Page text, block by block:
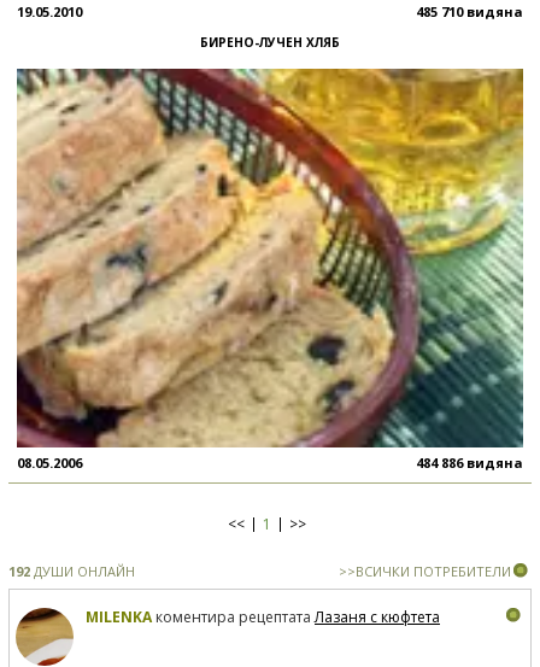
19.05.2010 485 710 видяна
БИРЕНО-ЛУЧЕН ХЛЯБ
08.05.2006 484 886 видяна
<< 1 >>
192 ДУШИ ОНЛАЙН >>ВСИЧКИ ПОТРЕБИТЕЛИ
MILENKAкоментира рецептатаЛазаня с кюфтета